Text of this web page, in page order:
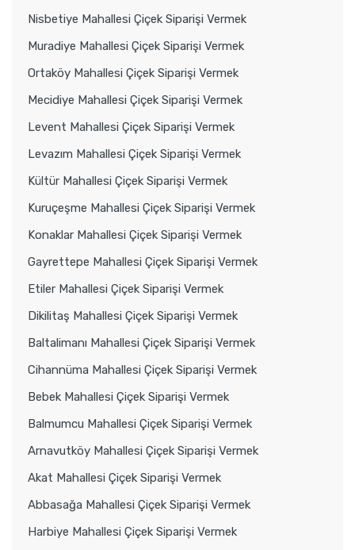
Nisbetiye Mahallesi Çiçek Siparişi Vermek
Muradiye Mahallesi Çiçek Siparişi Vermek
Ortaköy Mahallesi Çiçek Siparişi Vermek
Mecidiye Mahallesi Çiçek Siparişi Vermek
Levent Mahallesi Çiçek Siparişi Vermek
Levazım Mahallesi Çiçek Siparişi Vermek
Kültür Mahallesi Çiçek Siparişi Vermek
Kuruçeşme Mahallesi Çiçek Siparişi Vermek
Konaklar Mahallesi Çiçek Siparişi Vermek
Gayrettepe Mahallesi Çiçek Siparişi Vermek
Etiler Mahallesi Çiçek Siparişi Vermek
Dikilitaş Mahallesi Çiçek Siparişi Vermek
Baltalimanı Mahallesi Çiçek Siparişi Vermek
Cihannüma Mahallesi Çiçek Siparişi Vermek
Bebek Mahallesi Çiçek Siparişi Vermek
Balmumcu Mahallesi Çiçek Siparişi Vermek
Arnavutköy Mahallesi Çiçek Siparişi Vermek
Akat Mahallesi Çiçek Siparişi Vermek
Abbasağa Mahallesi Çiçek Siparişi Vermek
Harbiye Mahallesi Çiçek Siparişi Vermek